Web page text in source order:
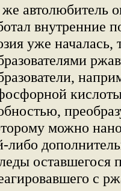
автолюбитель
внутренние
уже началась,
можно
либо
оставшегося
с